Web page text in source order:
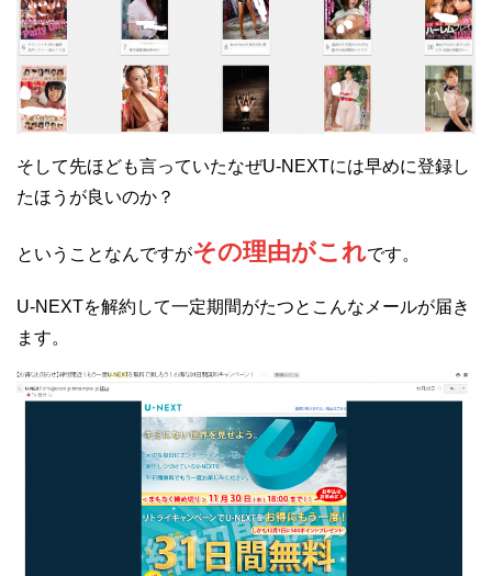
そして先ほども言っていたなぜU-NEXTには早めに登録し
たほうが良いのか？
ということなんですがその理由がこれです。
U-NEXTを解約して一定期間がたつとこんなメールが届き
ます。